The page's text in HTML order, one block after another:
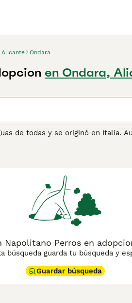
Alicante Ondara
en Ondara,
de todas y se originó en Italia.
de la cara y el cuello, lo que
para obtener
Napolitano Perros en
búsqueda guarda tu búsqueda y
Guardar búsqueda